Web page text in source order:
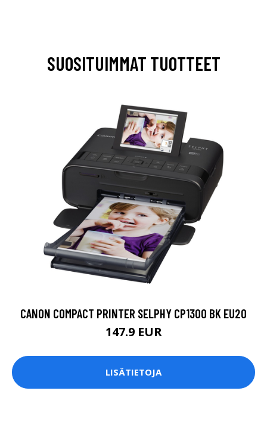
SUOSITUIMMAT TUOTTEET
CANON COMPACT PRINTER SELPHY CP1300 BK EU20
147.9 EUR
LISÄTIETOJA